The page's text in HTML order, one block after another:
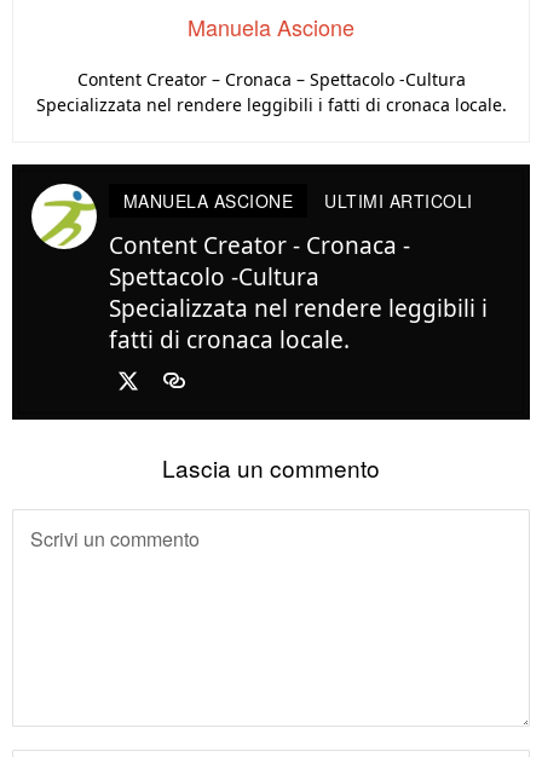
Manuela Ascione
Content Creator – Cronaca – Spettacolo -Cultura
Specializzata nel rendere leggibili i fatti di cronaca locale.
MANUELA ASCIONE ULTIMI ARTICOLI
Content Creator - Cronaca -
Spettacolo -Cultura
Specializzata nel rendere leggibili i
fatti di cronaca locale.
Lascia un commento